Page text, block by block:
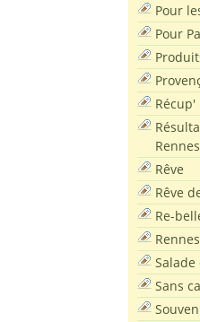
Pour
Pour
Récup'
Rennes
Rêve
Rêve
Re-
Rennes
Sans